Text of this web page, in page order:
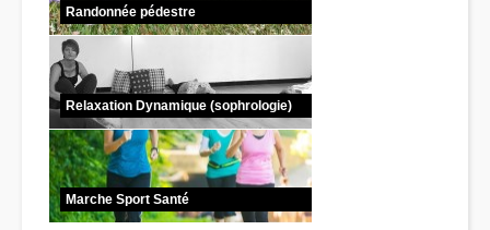
Randonnée pédestre
Relaxation Dynamique (sophrologie)
Marche Sport Santé